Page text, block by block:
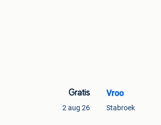
Gratis
2 aug 26
Vroo
Stabroek